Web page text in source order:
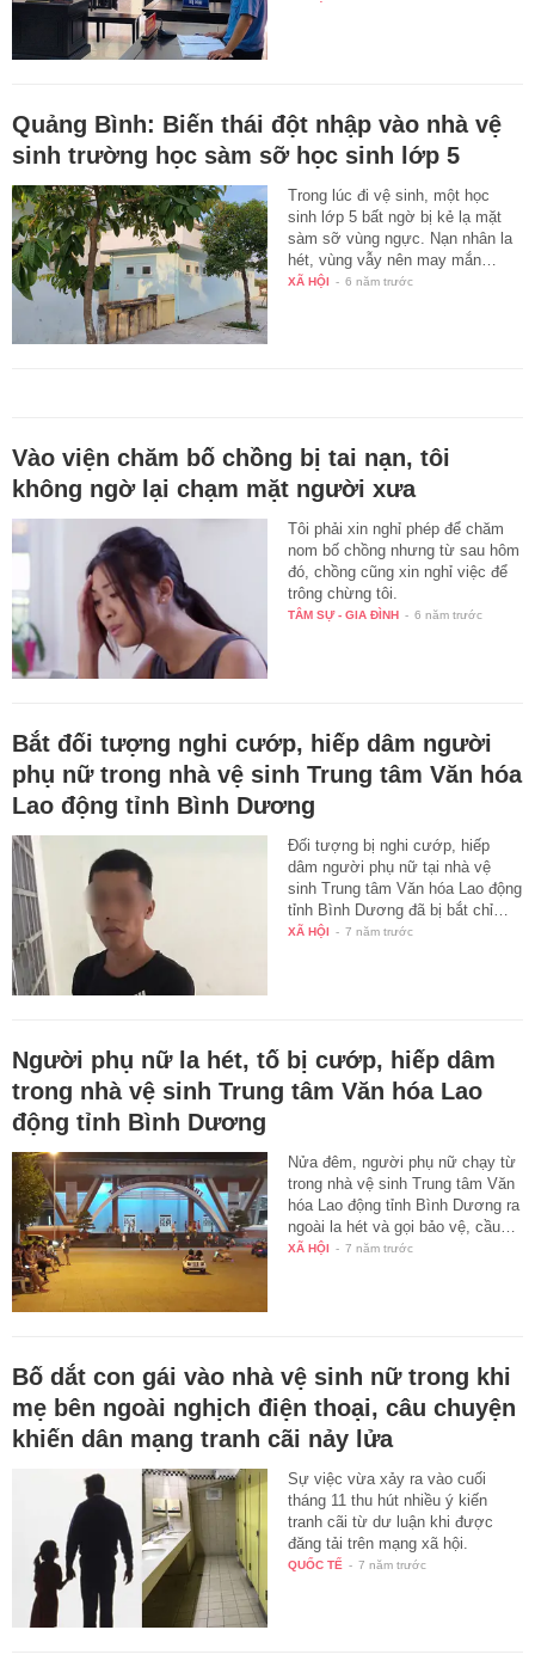
Quảng Bình: Biến thái đột nhập vào nhà vệ
sinh trường học sàm sỡ học sinh lớp 5
Trong lúc đi vệ sinh, một học
sinh lớp 5 bất ngờ bị kẻ lạ mặt
sàm sỡ vùng ngực. Nạn nhân la
hét, vùng vẫy nên may mắn…
XÃ HỘI - 6 năm trước
Vào viện chăm bố chồng bị tai nạn, tôi
không ngờ lại chạm mặt người xưa
Tôi phải xin nghỉ phép để chăm
nom bố chồng nhưng từ sau hôm
đó, chồng cũng xin nghỉ việc để
trông chừng tôi.
TÂM SỰ - GIA ĐÌNH - 6 năm trước
Bắt đối tượng nghi cướp, hiếp dâm người
phụ nữ trong nhà vệ sinh Trung tâm Văn hóa
Lao động tỉnh Bình Dương
Đối tượng bị nghi cướp, hiếp
dâm người phụ nữ tại nhà vệ
sinh Trung tâm Văn hóa Lao động
tỉnh Bình Dương đã bị bắt chỉ…
XÃ HỘI - 7 năm trước
Người phụ nữ la hét, tố bị cướp, hiếp dâm
trong nhà vệ sinh Trung tâm Văn hóa Lao
động tỉnh Bình Dương
Nửa đêm, người phụ nữ chạy từ
trong nhà vệ sinh Trung tâm Văn
hóa Lao động tỉnh Bình Dương ra
ngoài la hét và gọi bảo vệ, cầu…
XÃ HỘI - 7 năm trước
Bố dắt con gái vào nhà vệ sinh nữ trong khi
mẹ bên ngoài nghịch điện thoại, câu chuyện
khiến dân mạng tranh cãi nảy lửa
Sự việc vừa xảy ra vào cuối
tháng 11 thu hút nhiều ý kiến
tranh cãi từ dư luận khi được
đăng tải trên mạng xã hội.
QUỐC TẾ - 7 năm trước